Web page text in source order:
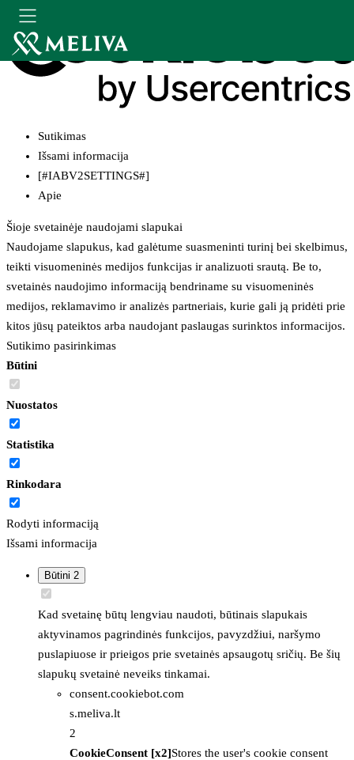
Sutikimas
Išsami informacija
[#IABV2SETTINGS#]
Apie
Šioje svetainėje naudojami slapukai
Naudojame slapukus, kad galėtume suasmeninti turinį bei skelbimus,
teikti visuomeninės medijos funkcijas ir analizuoti srautą. Be to,
svetainės naudojimo informaciją bendriname su visuomeninės
medijos, reklamavimo ir analizės partneriais, kurie gali ją pridėti prie
kitos jūsų pateiktos arba naudojant paslaugas surinktos informacijos.
Sutikimo pasirinkimas
Būtini
Nuostatos
Statistika
Rinkodara
Rodyti informaciją
Išsami informacija
Būtini 2
Kad svetainę būtų lengviau naudoti, būtinais slapukais
aktyvinamos pagrindinės funkcijos, pavyzdžiui, naršymo
puslapiuose ir prieigos prie svetainės apsaugotų sričių. Be šių
slapukų svetainė neveiks tinkamai.
consent.cookiebot.com
s.meliva.lt
2
CookieConsent [x2]Stores the user's cookie consent